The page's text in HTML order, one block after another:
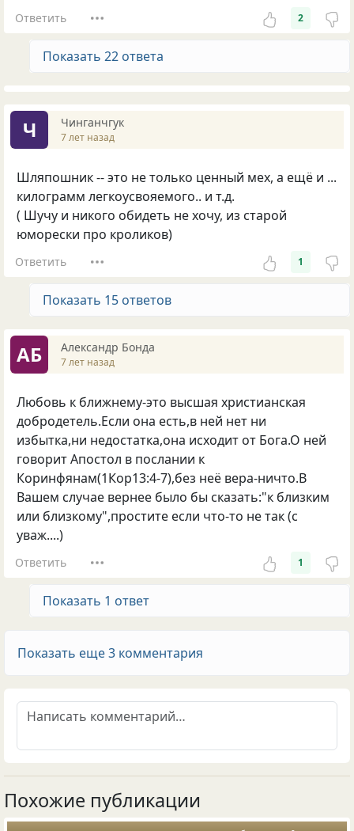
Ответить 2
Показать 22 ответа
Ч Чинганчгук
7 лет назад
Шляпошник -- это не только ценный мех, а ещё и ...
килограмм легкоусвояемого.. и т.д.
( Шучу и никого обидеть не хочу, из старой
юморески про кроликов)
Ответить 1
Показать 15 ответов
АБ Александр Бонда
7 лет назад
Любовь к ближнему-это высшая христианская
добродетель.Если она есть,в ней нет ни
избытка,ни недостатка,она исходит от Бога.О ней
говорит Апостол в послании к
Коринфянам(1Кор13:4-7),без неё вера-ничто.В
Вашем случае вернее было бы сказать:"к близким
или близкому",простите если что-то не так (с
уваж....)
Ответить 1
Показать 1 ответ
Показать еще 3 комментария
Похожие публикации